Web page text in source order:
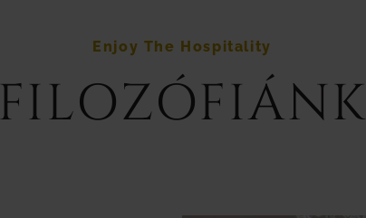
Enjoy The Hospitality
FILOZÓFIÁNK